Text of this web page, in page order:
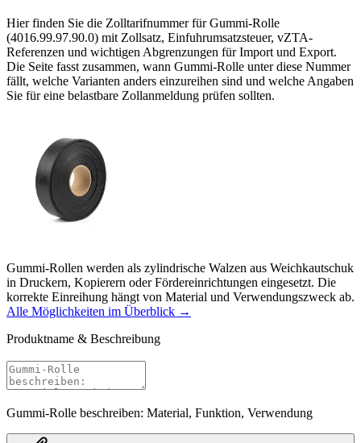
Hier finden Sie die Zolltarifnummer für Gummi-Rolle
(4016.99.97.90.0) mit Zollsatz, Einfuhrumsatzsteuer, vZTA-
Referenzen und wichtigen Abgrenzungen für Import und Export.
Die Seite fasst zusammen, wann Gummi-Rolle unter diese Nummer
fällt, welche Varianten anders einzureihen sind und welche Angaben
Sie für eine belastbare Zollanmeldung prüfen sollten.
Gummi-Rollen werden als zylindrische Walzen aus Weichkautschuk
in Druckern, Kopierern oder Fördereinrichtungen eingesetzt. Die
korrekte Einreihung hängt von Material und Verwendungszweck ab.
Alle Möglichkeiten im Überblick →
Produktname & Beschreibung
Gummi-Rolle beschreiben: Material, Funktion, Verwendung